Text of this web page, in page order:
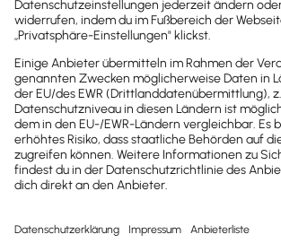
Damit du dich auf das
wofür du dich selbstständig
hast.Perfekt für
Gründer und kleine Teams.
Preise ansehen